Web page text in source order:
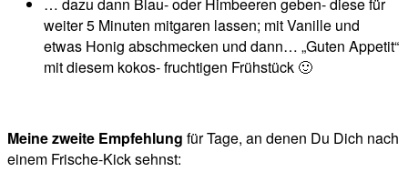
weiter 5 Minuten mitgaren lassen; mit Vanille und
etwas Honig abschmecken und dann… „Guten Appetit“
mit diesem kokos- fruchtigen Frühstück 🙂
Meine zweite Empfehlung für Tage, an denen Du Dich nach
einem Frische-Kick sehnst: